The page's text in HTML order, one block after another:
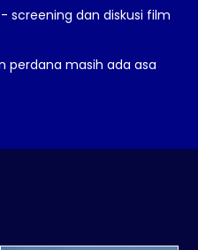
screening dan diskusi film
perdana masih ada asa